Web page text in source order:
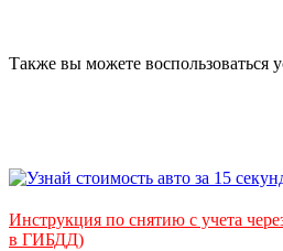
Также вы можете воспользоваться
Инструкция по снятию с учета
в ГИБДД)